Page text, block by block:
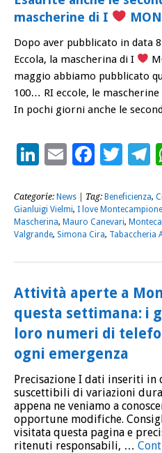
mascherine di I
Dopo aver pubblicato in data
Eccola, la mascherina di I
maggio abbiamo pubblicato
100… RI eccole, le mascherine
In pochi giorni anche le
LinkedIn
Email
Categorie: News | Tag: Beneficienza,
Gianluigi Vielmi, I love Montecampione
Mascherina, Mauro Canevari,
Valgrande, Simona Cira, Tabaccheria
Attività aperte a
questa settimana: i
loro numeri di
ogni emergenza
Precisazione I dati inseriti in
suscettibili di variazioni
appena ne veniamo a
opportune modifiche.
visitata questa pagina e
ritenuti responsabili, …